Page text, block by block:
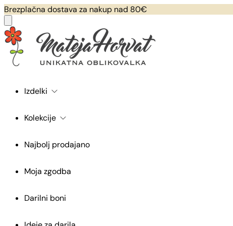
Brezplačna dostava za nakup nad 80€
Izdelki
Kolekcije
Najbolj prodajano
Moja zgodba
Darilni boni